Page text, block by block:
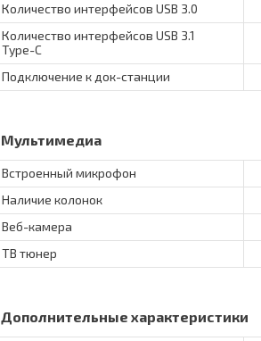
Количество интерфейсов USB 3.0
Количество интерфейсов USB 3.1
Type-C
Подключение к док-станции
Мультимедиа
Встроенный микрофон
Наличие колонок
Веб-камера
ТВ тюнер
Дополнительные характеристики